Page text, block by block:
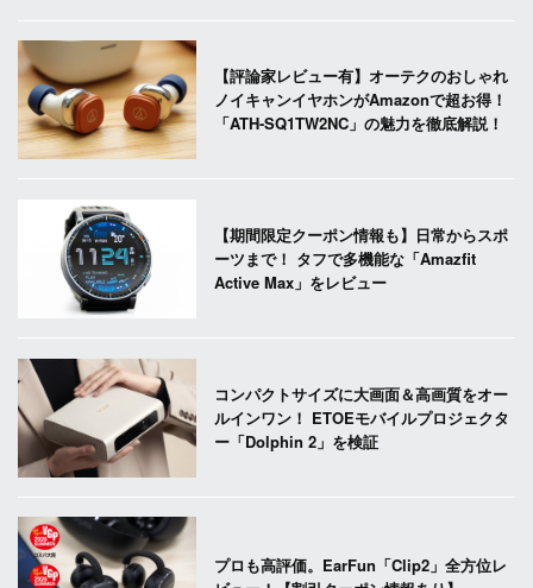
【評論家レビュー有】オーテクのおしゃれ
ノイキャンイヤホンがAmazonで超お得！
「ATH-SQ1TW2NC」の魅力を徹底解説！
【期間限定クーポン情報も】日常からスポ
ーツまで！ タフで多機能な「Amazfit
Active Max」をレビュー
コンパクトサイズに大画面＆高画質をオー
ルインワン！ ETOEモバイルプロジェクタ
ー「Dolphin 2」を検証
プロも高評価。EarFun「Clip2」全方位レ